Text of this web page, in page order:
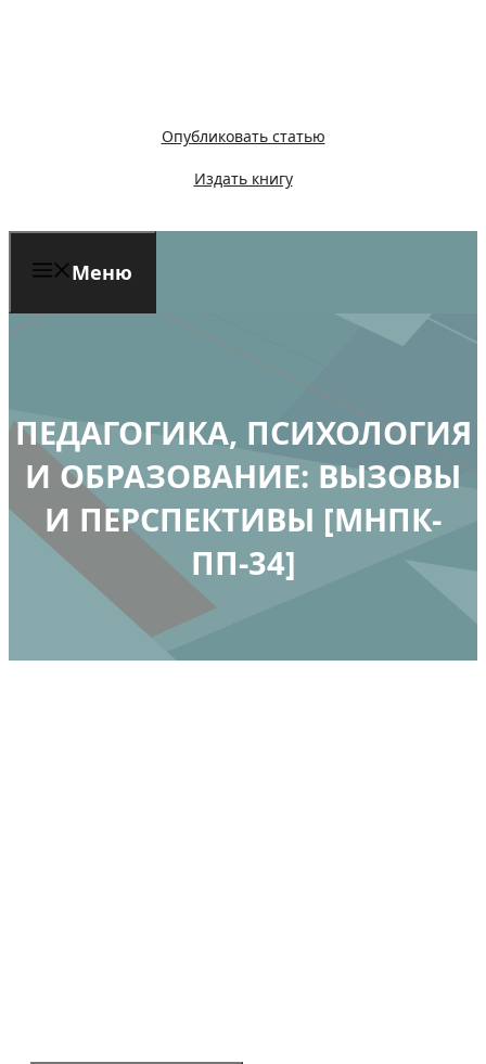
Опубликовать статью
Издать книгу
Меню
ПЕДАГОГИКА, ПСИХОЛОГИЯ
И ОБРАЗОВАНИЕ: ВЫЗОВЫ
И ПЕРСПЕКТИВЫ [МНПК-
ПП-34]